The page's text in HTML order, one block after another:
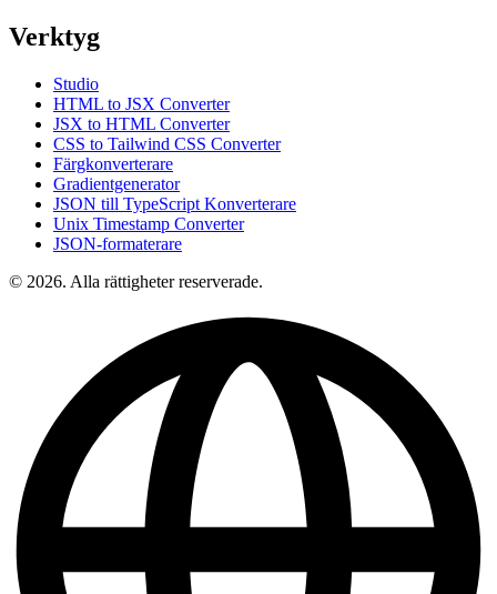
Verktyg
Studio
HTML to JSX Converter
JSX to HTML Converter
CSS to Tailwind CSS Converter
Färgkonverterare
Gradientgenerator
JSON till TypeScript Konverterare
Unix Timestamp Converter
JSON-formaterare
© 2026. Alla rättigheter reserverade.